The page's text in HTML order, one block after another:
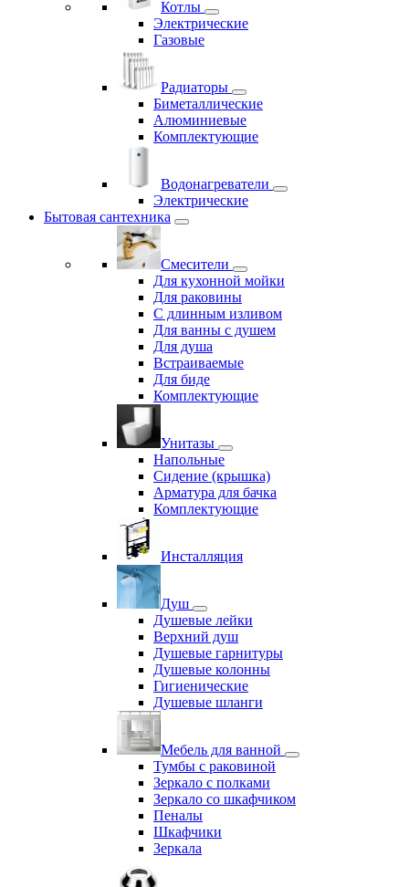
Котлы
Электрические
Газовые
Радиаторы
Биметаллические
Алюминиевые
Комплектующие
Водонагреватели
Электрические
Бытовая сантехника
Смесители
Для кухонной мойки
Для раковины
С длинным изливом
Для ванны с душем
Для душа
Встраиваемые
Для биде
Комплектующие
Унитазы
Напольные
Сидение (крышка)
Арматура для бачка
Комплектующие
Инсталляция
Душ
Душевые лейки
Верхний душ
Душевые гарнитуры
Душевые колонны
Гигиенические
Душевые шланги
Мебель для ванной
Тумбы с раковиной
Зеркало с полками
Зеркало со шкафчиком
Пеналы
Шкафчики
Зеркала